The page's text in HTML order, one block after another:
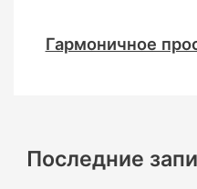
Гармоничное
Последние